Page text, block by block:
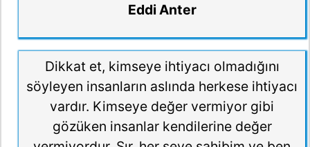
Eddi Anter
Dikkat et, kimseye ihtiyacı olmadığını
söyleyen insanların aslında herkese ihtiyacı
vardır. Kimseye değer vermiyor gibi
gözüken insanlar kendilerine değer